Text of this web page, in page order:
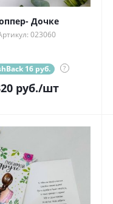
Дочке
023060
16 руб. ?
руб./шт